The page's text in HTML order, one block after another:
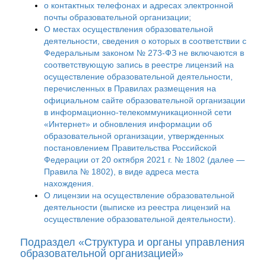
о контактных телефонах и адресах электронной
почты образовательной организации;
О местах осуществления образовательной
деятельности, сведения о которых в соответствии с
Федеральным законом № 273-ФЗ не включаются в
соответствующую запись в реестре лицензий на
осуществление образовательной деятельности,
перечисленных в Правилах размещения на
официальном сайте образовательной организации
в информационно-телекоммуникационной сети
«Интернет» и обновления информации об
образовательной организации, утвержденных
постановлением Правительства Российской
Федерации от 20 октября 2021 г. № 1802 (далее —
Правила № 1802), в виде адреса места
нахождения.
О лицензии на осуществление образовательной
деятельности (выписке из реестра лицензий на
осуществление образовательной деятельности).
Подраздел «Структура и органы управления
образовательной организацией»